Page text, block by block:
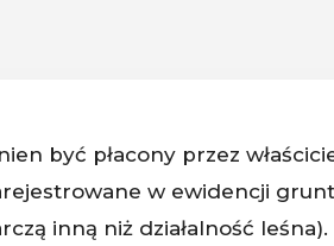
być płacony przez
w ewidencji
inną niż działalność